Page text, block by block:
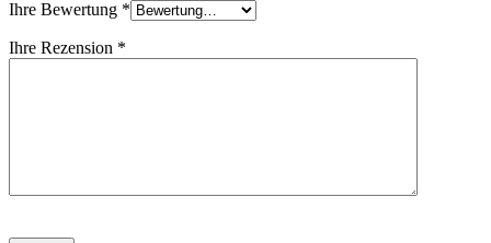
Ihre Bewertung *
Ihre Rezension *